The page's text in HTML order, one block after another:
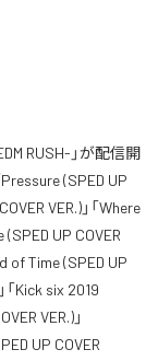
RUSH-」が配信開
(SPED UP
VER.)」「Where
(SPED UP COVER
of Time (SPED UP
「Kick six 2019
VER.)」
UP COVER